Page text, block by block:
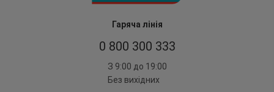
Гаряча лінія
0 800 300 333
З 9:00 до 19:00
Без вихідних